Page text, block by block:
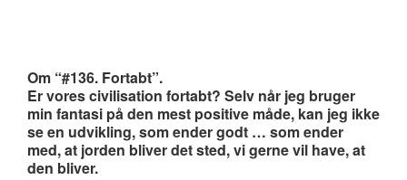
Om “#136. Fortabt”.
Er vores civilisation fortabt? Selv når jeg bruger
min fantasi på den mest positive måde, kan jeg ikke
se en udvikling, som ender godt … som ender
med, at jorden bliver det sted, vi gerne vil have, at
den bliver.